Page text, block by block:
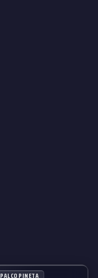
PALCO PINETA